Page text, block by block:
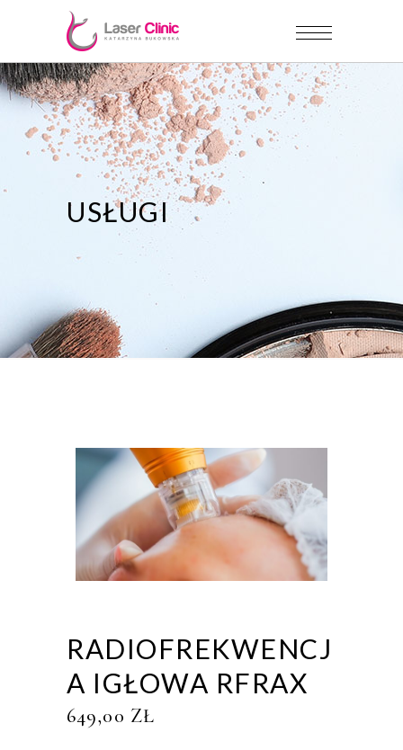
USŁUGI
RADIOFREKWENCJ
A IGŁOWA RFRAX
649,00 ZŁ